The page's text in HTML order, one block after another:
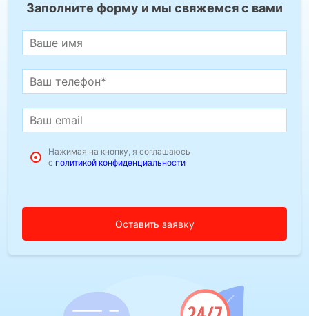
Заполните форму и мы свяжемся с вами
Нажимая на кнопку, я соглашаюсь
с политикой конфиденциальности